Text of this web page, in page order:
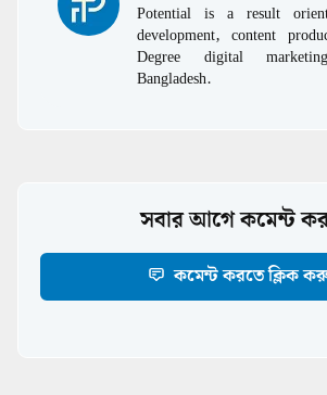
Potential is a result
development, content
Degree digital
Bangladesh.
সবার আগে কমেন্ট
কমেন্ট করতে ক্লিক